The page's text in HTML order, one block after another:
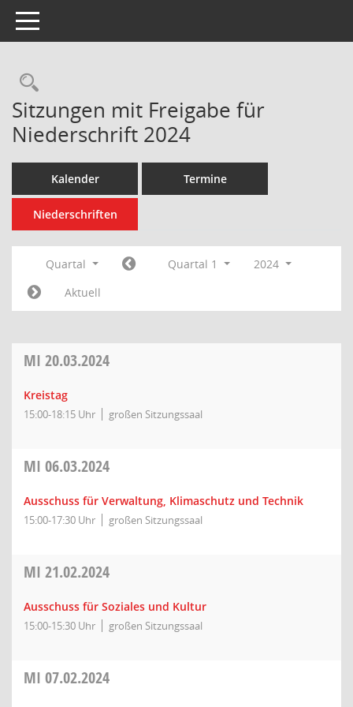
Toggle navigation
Rechercheauswahl
Sitzungen mit Freigabe für
Niederschrift 2024
Kalender Termine
Niederschriften
Quartal Quartal 1
2024
Aktuell
MI 20.03.2024
Kreistag
15:00-18:15 Uhr großen Sitzungssaal
MI 06.03.2024
Ausschuss für Verwaltung, Klimaschutz und Technik
15:00-17:30 Uhr großen Sitzungssaal
MI 21.02.2024
Ausschuss für Soziales und Kultur
15:00-15:30 Uhr großen Sitzungssaal
MI 07.02.2024